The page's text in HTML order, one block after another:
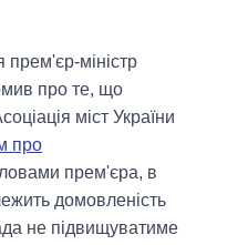
міністр
про те, що
міст України
про
прем'єра, в
домовленість
не підвищуватиме